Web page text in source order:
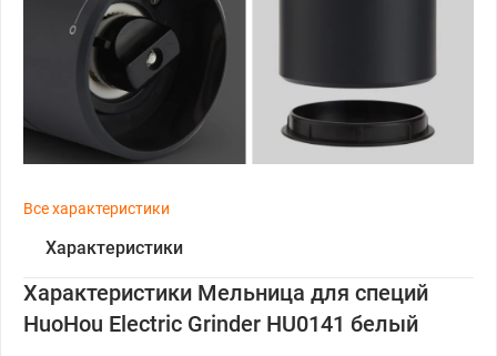
Все характеристики
Характеристики
Характеристики Мельница для специй
HuoHou Electric Grinder HU0141 белый